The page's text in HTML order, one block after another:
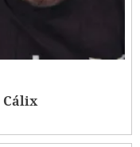
Cálix